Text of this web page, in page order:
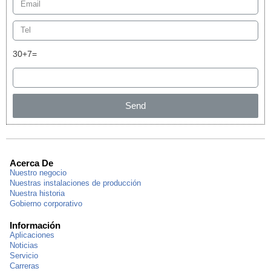
30+7=
Send
Acerca De
Nuestro negocio
Nuestras instalaciones de producción
Nuestra historia
Gobierno corporativo
Información
Aplicaciones
Noticias
Servicio
Carreras